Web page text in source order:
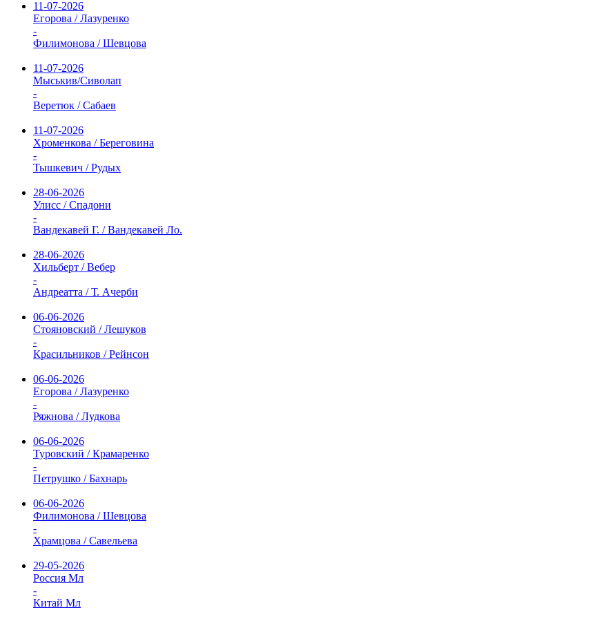
11-07-2026
Егорова / Лазуренко
-
Филимонова / Шевцова
11-07-2026
Мыськив/Сиволап
-
Веретюк / Сабаев
11-07-2026
Хроменкова / Береговина
-
Тышкевич / Рудых
28-06-2026
Улисс / Спадони
-
Вандекавей Г. / Вандекавей Ло.
28-06-2026
Хильберт / Вебер
-
Андреатта / Т. Ачерби
06-06-2026
Стояновский / Лешуков
-
Красильников / Рейнсон
06-06-2026
Егорова / Лазуренко
-
Ряжнова / Лудкова
06-06-2026
Туровский / Крамаренко
-
Петрушко / Бахнарь
06-06-2026
Филимонова / Шевцова
-
Храмцова / Савельева
29-05-2026
Россия Мл
-
Китай Мл